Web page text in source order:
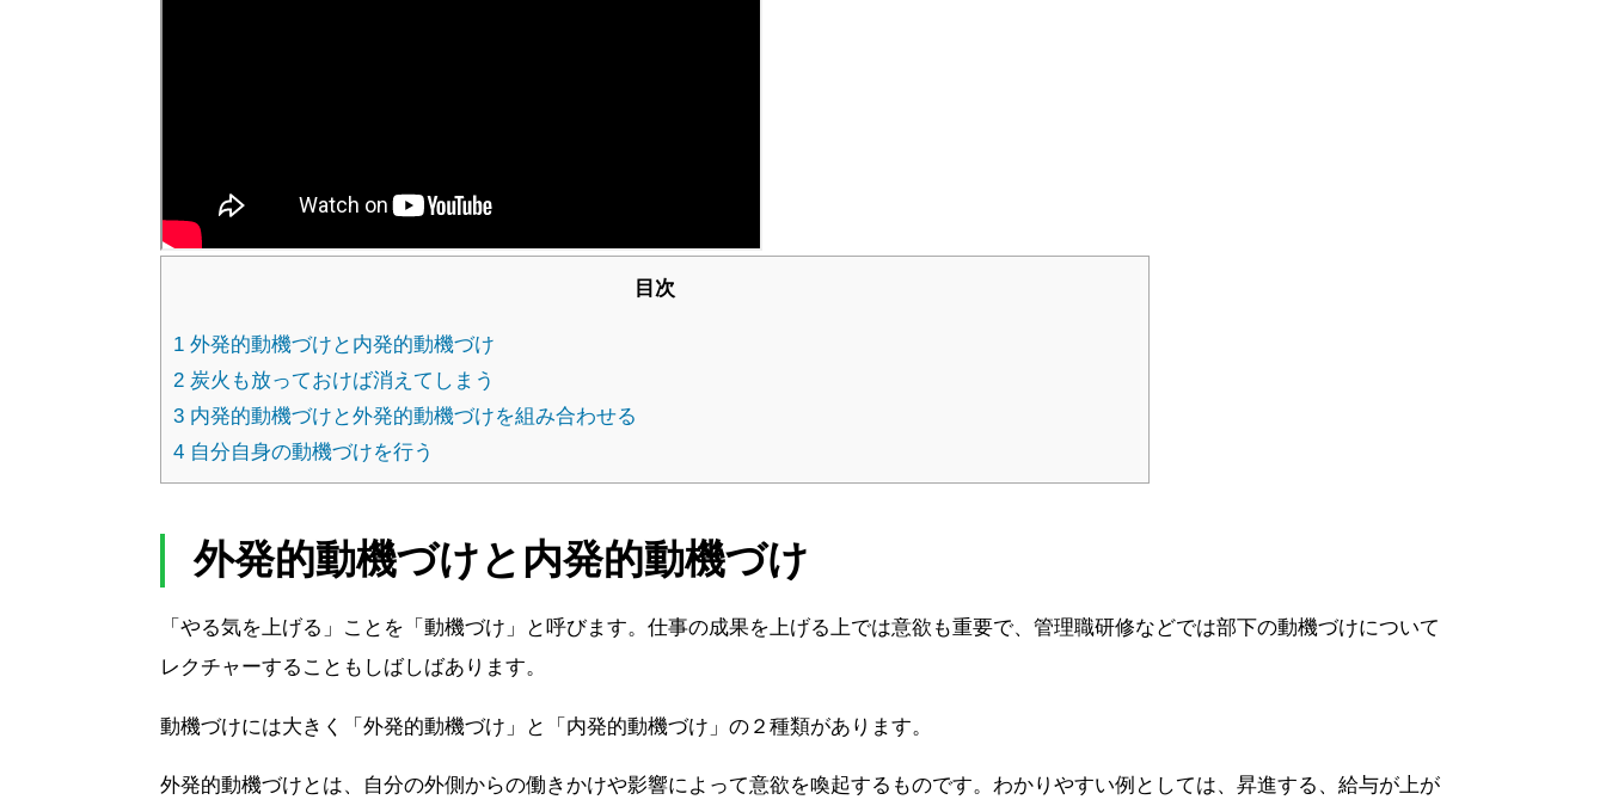
目次
1 外発的動機づけと内発的動機づけ
2 炭火も放っておけば消えてしまう
3 内発的動機づけと外発的動機づけを組み合わせる
4 自分自身の動機づけを行う
外発的動機づけと内発的動機づけ
「やる気を上げる」ことを「動機づけ」と呼びます。仕事の成果を上げる上では意欲も重要で、管理職研修などでは部下の動機づけについて
レクチャーすることもしばしばあります。
動機づけには大きく「外発的動機づけ」と「内発的動機づけ」の２種類があります。
外発的動機づけとは、自分の外側からの働きかけや影響によって意欲を喚起するものです。わかりやすい例としては、昇進する、給与が上が